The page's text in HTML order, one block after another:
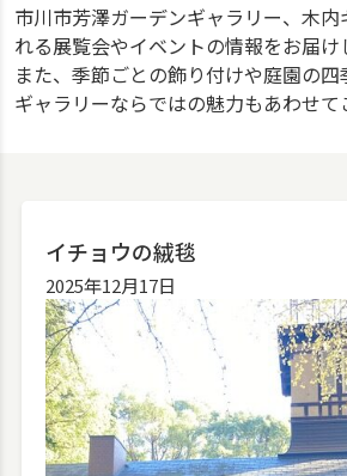
市川市芳澤ガーデンギャラリー、木内
れる展覧会やイベントの情報をお届け
また、季節ごとの飾り付けや庭園の四
ギャラリーならではの魅力もあわせて
イチョウの絨毯
2025年12月17日